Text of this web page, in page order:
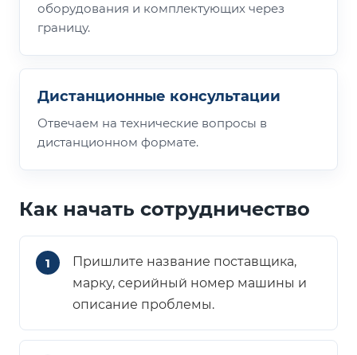
оборудования и комплектующих через
границу.
Дистанционные консультации
Отвечаем на технические вопросы в
дистанционном формате.
Как начать сотрудничество
Пришлите название поставщика,
марку, серийный номер машины и
описание проблемы.